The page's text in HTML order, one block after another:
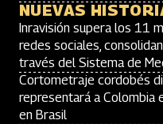
NUEVAS
Inravisión supera los 11
redes sociales,
través del Sistema de
Cortometraje cordobés
representará a Colombia
en Brasil